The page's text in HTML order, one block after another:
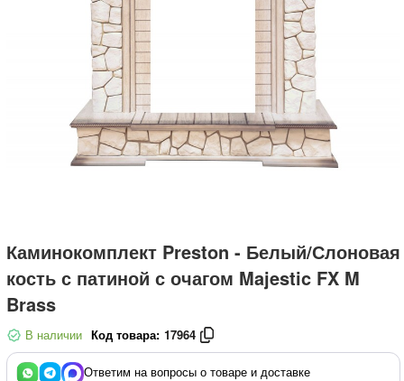
Каминокомплект Preston - Белый/Слоновая
кость с патиной с очагом Majestic FX M
Brass
В наличии Код товара: 17964
Ответим на вопросы о товаре и доставке